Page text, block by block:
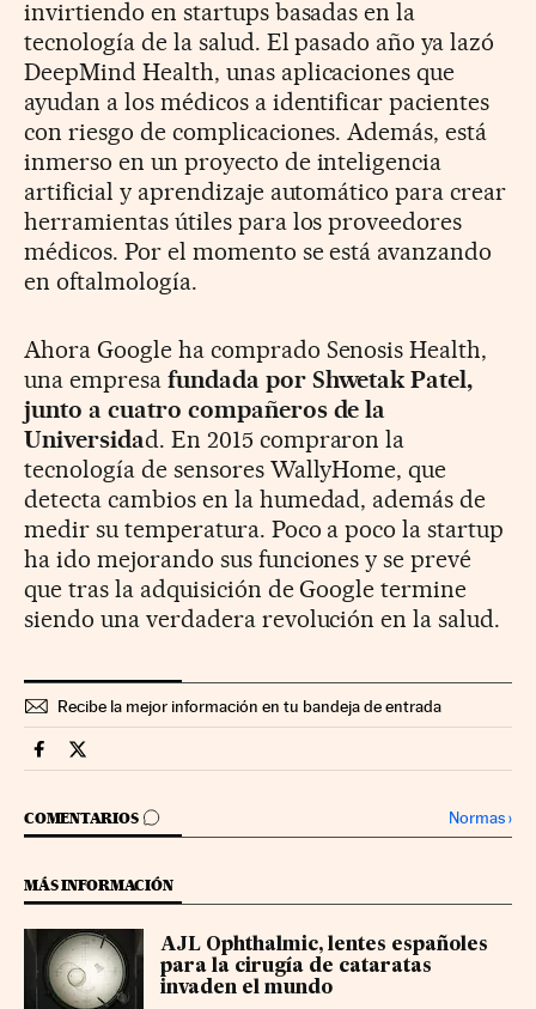
invirtiendo en startups basadas en la
tecnología de la salud. El pasado año ya lazó
DeepMind Health, unas aplicaciones que
ayudan a los médicos a identificar pacientes
con riesgo de complicaciones. Además, está
inmerso en un proyecto de inteligencia
artificial y aprendizaje automático para crear
herramientas útiles para los proveedores
médicos. Por el momento se está avanzando
en oftalmología.
Ahora Google ha comprado Senosis Health,
una empresafundada por Shwetak Patel,
junto a cuatro compañeros de la
Universidad. En 2015 compraron la
tecnología de sensores WallyHome, que
detecta cambios en la humedad, además de
medir su temperatura. Poco a poco la startup
ha ido mejorando sus funciones y se prevé
que tras la adquisición de Google termine
siendo una verdadera revolución en la salud.
Recibe la mejor información en tu bandeja de entrada
Territorio Pyme Cinco Días en Facebook
Territorio Pyme Cinco Días en Twitter
COMENTARIOS
IR A LOS COMENTARIOS Normas›
MÁS INFORMACIÓN
AJL Ophthalmic, lentes españoles
para la cirugía de cataratas
invaden el mundo